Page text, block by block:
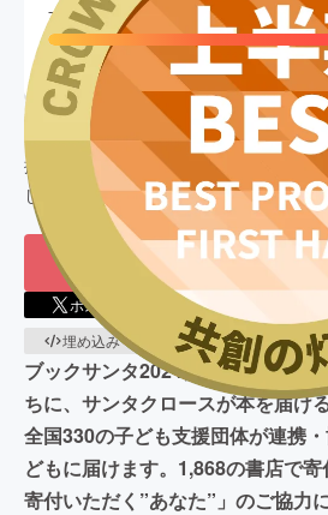
75 %達成
目標金額20,000,000円
このプロジェクトは、 2024/10/17 に募
援により 15,151,489 円の資金を集め、
しました
もう一度プロジェクトをや
ポスト シェア
埋め込み
QRコード
ブックサンタ2024は「大変な境遇
ちに、サンタクロースが本を届け
全国330の子ども支援団体が連携
どもに届けます。1,868の書店で
寄付いただく”あなた”」のご協力